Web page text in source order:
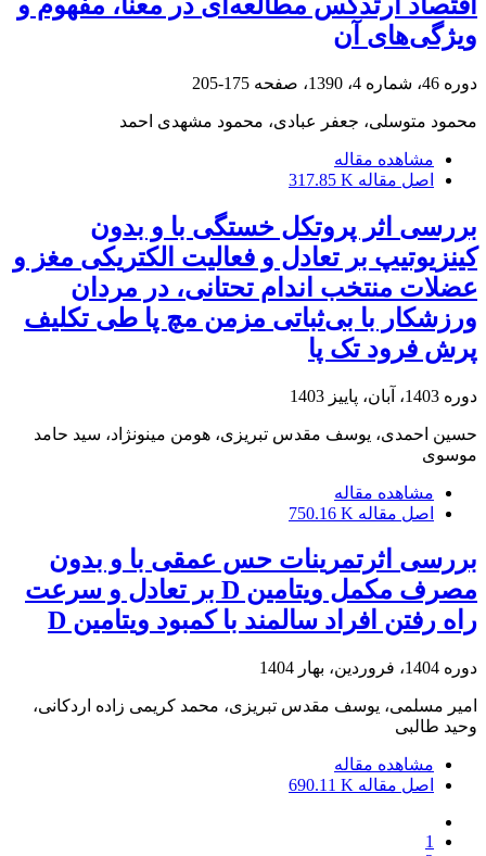
ویژگی‌های آن
دوره 46، شماره 4، 1390، صفحه 175-205
محمود متوسلی، جعفر عبادی، محمود مشهدی احمد
مشاهده مقاله
اصل مقاله 317.85 K
بررسی اثر پروتکل خستگی با و بدون
کینزیوتیپ بر تعادل و فعالیت الکتریکی مغز و
عضلات منتخب اندام تحتانی، در مردان
ورزشکار با بی‌ثباتی مزمن مچ پا طی تکلیف
پرش فرود تک پا
دوره 1403، آبان، پاییز 1403
حسین احمدی، یوسف مقدس تبریزی، هومن مینونژاد، سید حامد
موسوی
مشاهده مقاله
اصل مقاله 750.16 K
بررسی اثرتمرینات حس عمقی با و بدون
مصرف مکمل ویتامین D بر تعادل و سرعت
راه رفتن افراد سالمند با کمبود ویتامین D
دوره 1404، فروردین، بهار 1404
امیر مسلمی، یوسف مقدس تبریزی، محمد کریمی زاده اردکانی،
وحید طالبی
مشاهده مقاله
اصل مقاله 690.11 K
1